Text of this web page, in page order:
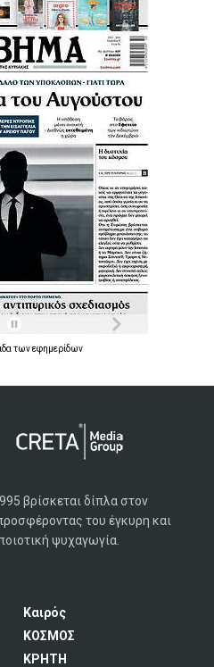
τωνεφημερίδων
βρίσκεται δίπλα στον
του έγκυρη και
ψυχαγωγία.
Καιρός
ΚΟΣΜΟΣ
ΚΡΗΤΗ